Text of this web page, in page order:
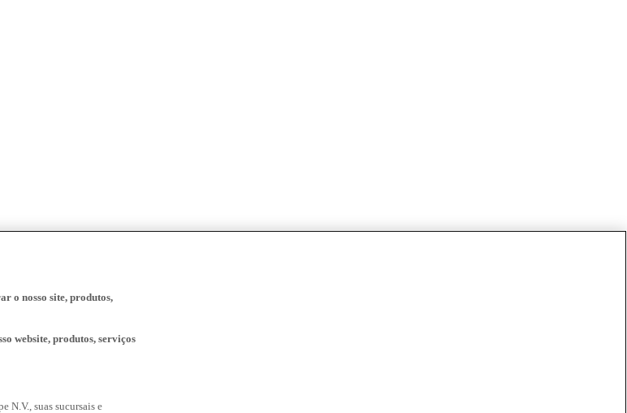
o nosso site, produtos,
website, produtos, serviços
N.V., suas sucursais e